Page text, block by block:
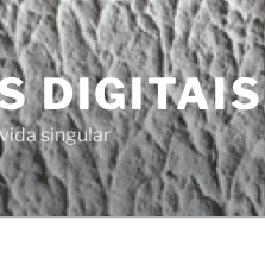
DIGITAIS
singular